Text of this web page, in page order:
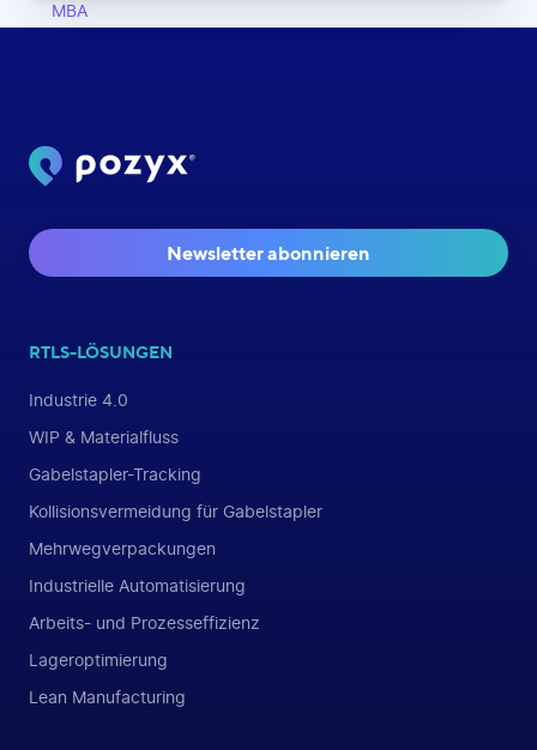
Newsletter abonnieren
RTLS-LÖSUNGEN
Industrie 4.0
WIP & Materialfluss
Gabelstapler-Tracking
Kollisionsvermeidung für Gabelstapler
Mehrwegverpackungen
Industrielle Automatisierung
Arbeits- und Prozesseffizienz
Lageroptimierung
Lean Manufacturing